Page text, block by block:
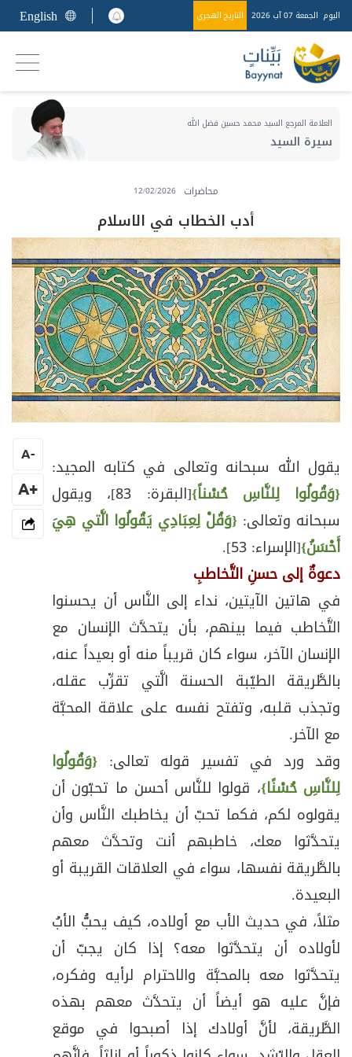
اليوم الجمعة 07 آب 2026 التاريخ الهجري English
العلامة المرجع السيد محمد حسين فضل الله
سيرة السيد
محاضرات 12/02/2026
أدب الخطاب في الاسلام
يقول الله سبحانه وتعالى في كتابه المجيد:
{وَقُولُوا لِلنَّاسِ حُسْناً}
[البقرة: 83]، ويقول
سبحانه وتعالى: {وَقُلْ لِعِبَادِي يَقُولُوا الَّتي هِيَ
أَحْسَنُ}[الإسراء: 53].
دعوةٌ إلى حسنِ التَّخاطبِ
في هاتين الآيتين، نداء إلى النَّاس أن يحسنوا
التَّخاطب فيما بينهم، بأن يتحدَّث الإنسان مع
الإنسان الآخر، سواء كان قريباً منه أو بعيداً عنه،
بالطَّريقة الطيّبة الحسنة الَّتي تقرِّب عقله،
وتجذب قلبه، وتفتح نفسه على علاقة المحبَّة
مع الآخر.
وقد ورد في تفسير قوله تعالى: {وَقُولُوا
لِلنَّاسِ حُسْنًا}، قولوا للنَّاس أحسن ما تحبّون أن
يقولوه لكم، فكما تحبّ أن يخاطبك النَّاس وأن
يتحدَّثوا معك، خاطبهم أنت وتحدَّث معهم
بالطَّريقة نفسها، سواء في العلاقات القريبة أو
البعيدة.
مثلاً، في حديث الأب مع أولاده، كيف يحبُّ الأبُ
لأولاده أن يتحدَّثوا معه؟ إذا كان يجبّ أن
يتحدَّثوا معه بالمحبَّة والاحترام لرأيه وفكره،
فإنَّ عليه هو أيضاً أن يتحدَّث معهم بهذه
الطَّريقة، لأنَّ أولادك إذا أصبحوا في موقع
-
A
+A